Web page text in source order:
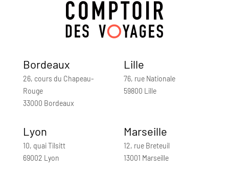
Bordeaux
26, cours du Chapeau-
Rouge
33000 Bordeaux
Lille
76, rue Nationale
59800 Lille
Lyon
10, quai Tilsitt
69002 Lyon
Marseille
12, rue Breteuil
13001 Marseille